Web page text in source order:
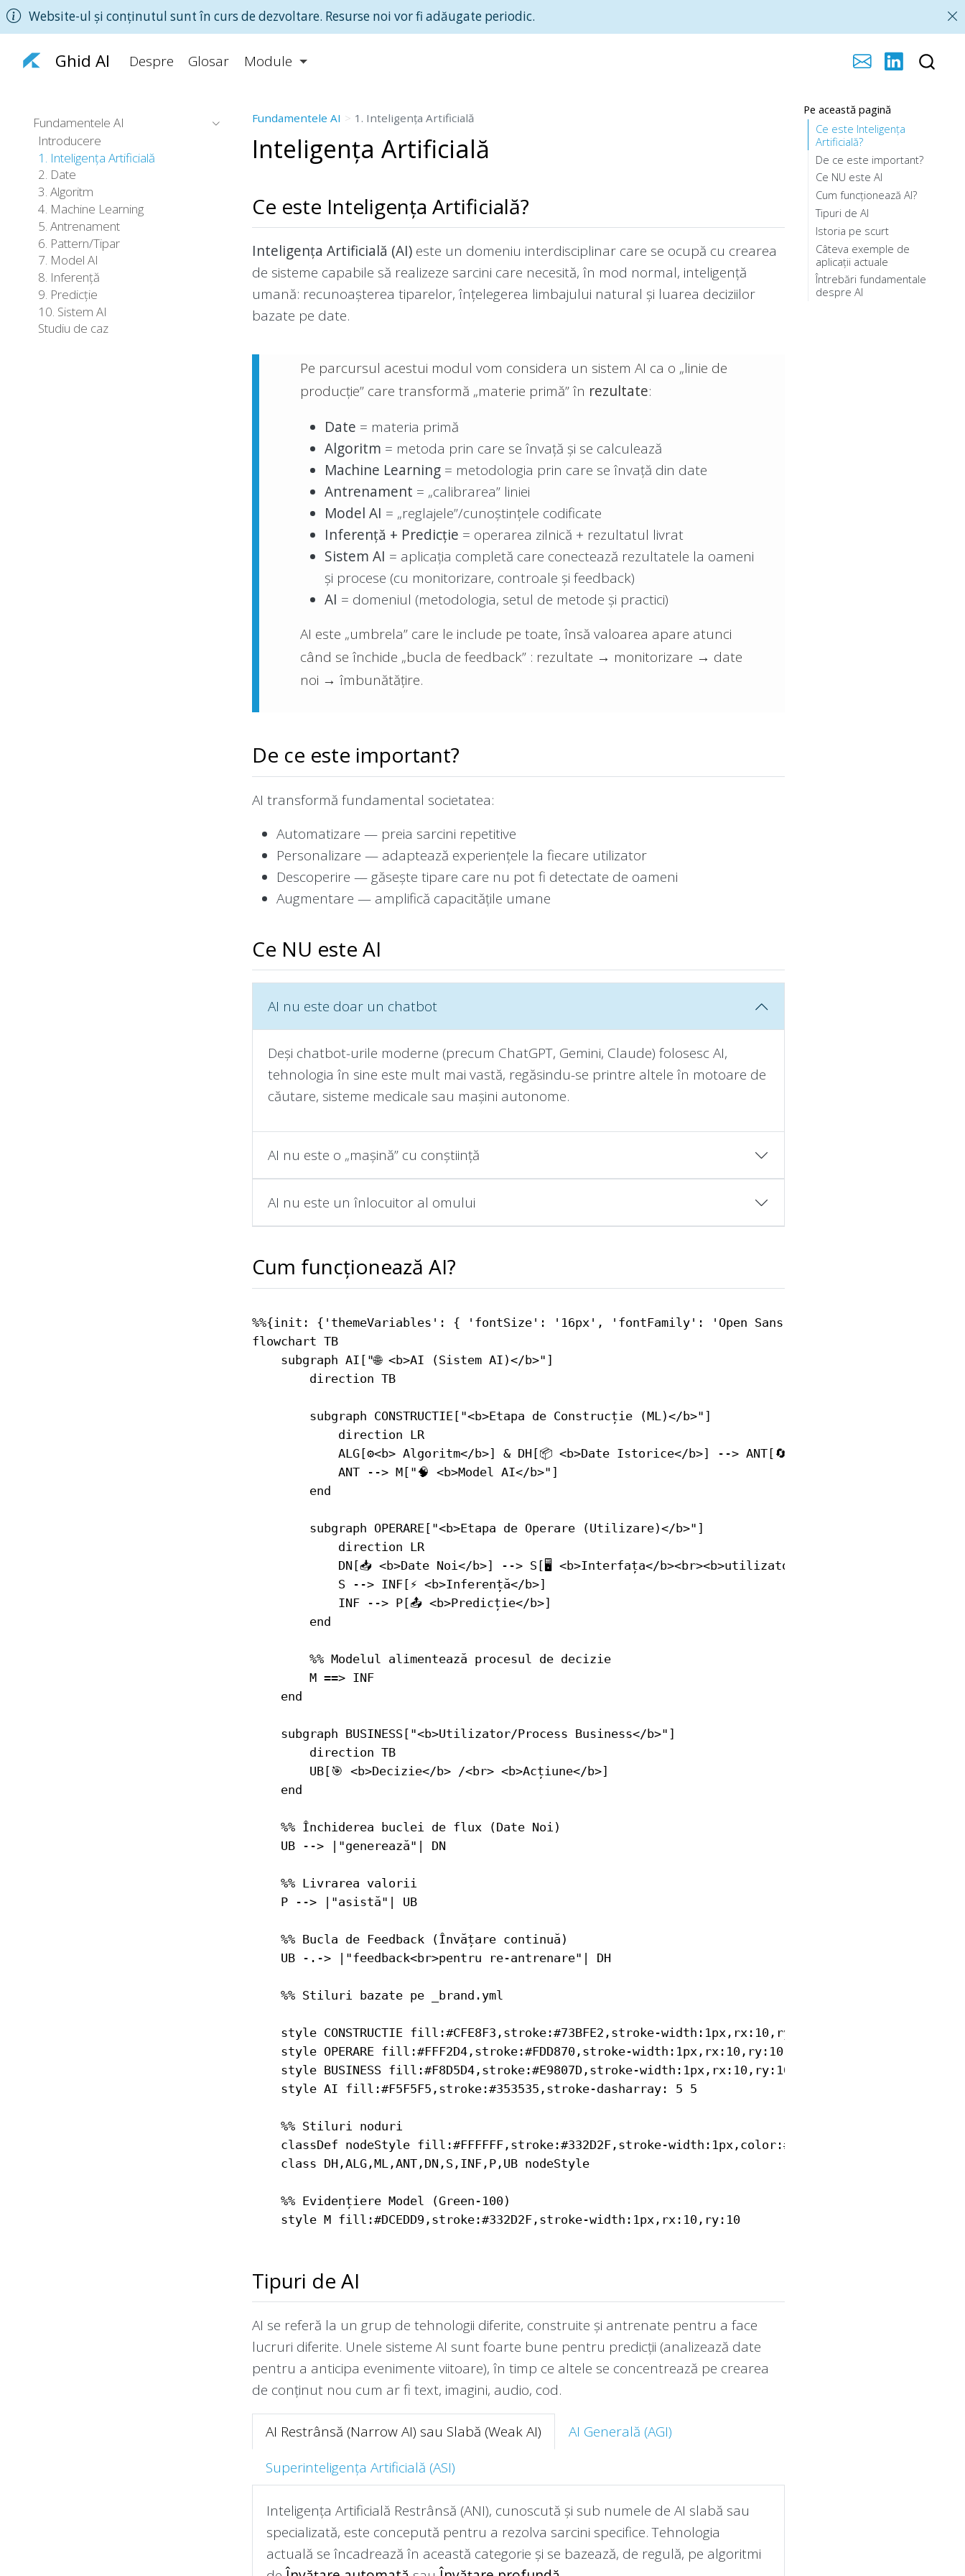
Website-ul și conținutul sunt în curs de dezvoltare. Resurse noi vor fi adăugate periodic.
Ghid AI Despre Glosar Module
Fundamentele AI
Introducere
1. Inteligența Artificială
2. Date
3. Algoritm
4. Machine Learning
5. Antrenament
6. Pattern/Tipar
7. Model AI
8. Inferență
9. Predicție
10. Sistem AI
Studiu de caz
Pe această pagină
Ce este Inteligența
Artificială?
De ce este important?
Ce NU este AI
Cum funcționează AI?
Tipuri de AI
Istoria pe scurt
Câteva exemple de
aplicații actuale
Întrebări fundamentale
despre AI
Fundamentele AI 1. Inteligența Artificială
Inteligența Artificială
Ce este Inteligența Artificială?
Inteligența Artificială (AI) este un domeniu interdisciplinar care se ocupă cu crearea
de sisteme capabile să realizeze sarcini care necesită, în mod normal, inteligență
umană: recunoașterea tiparelor, înțelegerea limbajului natural și luarea deciziilor
bazate pe date.
Pe parcursul acestui modul vom considera un sistem AI ca o „linie de
producție” care transformă „materie primă” în rezultate:
Date = materia primă
Algoritm = metoda prin care se învață și se calculează
Machine Learning = metodologia prin care se învață din date
Antrenament = „calibrarea” liniei
Model AI = „reglajele”/cunoștințele codificate
Inferență + Predicție = operarea zilnică + rezultatul livrat
Sistem AI = aplicația completă care conectează rezultatele la oameni
și procese (cu monitorizare, controale și feedback)
AI = domeniul (metodologia, setul de metode și practici)
AI este „umbrela” care le include pe toate, însă valoarea apare atunci
când se închide „bucla de feedback” : rezultate → monitorizare → date
noi → îmbunătățire.
De ce este important?
AI transformă fundamental societatea:
Automatizare — preia sarcini repetitive
Personalizare — adaptează experiențele la fiecare utilizator
Descoperire — găsește tipare care nu pot fi detectate de oameni
Augmentare — amplifică capacitățile umane
Ce NU este AI
AI nu este doar un chatbot
Deși chatbot-urile moderne (precum ChatGPT, Gemini, Claude) folosesc AI,
tehnologia în sine este mult mai vastă, regăsindu-se printre altele în motoare de
căutare, sisteme medicale sau mașini autonome.
AI nu este o „mașină” cu conștiință
AI nu este un înlocuitor al omului
Cum funcționează AI?
%%{init: {'themeVariables': { 'fontSize': '16px', 'fontFamily': 'Open Sans' }}}%%
flowchart TB
    subgraph AI["🌐 <b>AI (Sistem AI)</b>"]
        direction TB
        subgraph CONSTRUCTIE["<b>Etapa de Construcție (ML)</b>"]
            direction LR
            ALG[⚙️<b> Algoritm</b>] & DH[📦 <b>Date Istorice</b>] --> ANT[🔄 <b>Antrenament</b>]
            ANT --> M["🧠 <b>Model AI</b>"]
        end
        subgraph OPERARE["<b>Etapa de Operare (Utilizare)</b>"]
            direction LR
            DN[📥 <b>Date Noi</b>] --> S[🖥️ <b>Interfața</b><br><b>utilizator/</b><br><b>proces</b>]
            S --> INF[⚡ <b>Inferență</b>]
            INF --> P[📤 <b>Predicție</b>]
        end
        %% Modelul alimentează procesul de decizie
        M ==> INF
    end
    subgraph BUSINESS["<b>Utilizator/Process Business</b>"]
        direction TB
        UB[🎯 <b>Decizie</b> /<br> <b>Acțiune</b>]
    end
    %% Închiderea buclei de flux (Date Noi)
    UB --> |"generează"| DN
    %% Livrarea valorii
    P --> |"asistă"| UB
    %% Bucla de Feedback (Învățare continuă)
    UB -.-> |"feedback<br>pentru re-antrenare"| DH
    %% Stiluri bazate pe _brand.yml
    style CONSTRUCTIE fill:#CFE8F3,stroke:#73BFE2,stroke-width:1px,rx:10,ry:10
    style OPERARE fill:#FFF2D4,stroke:#FDD870,stroke-width:1px,rx:10,ry:10
    style BUSINESS fill:#F8D5D4,stroke:#E9807D,stroke-width:1px,rx:10,ry:10
    style AI fill:#F5F5F5,stroke:#353535,stroke-dasharray: 5 5
    %% Stiluri noduri
    classDef nodeStyle fill:#FFFFFF,stroke:#332D2F,stroke-width:1px,color:#000
    class DH,ALG,ML,ANT,DN,S,INF,P,UB nodeStyle
    %% Evidențiere Model (Green-100)
Tipuri de AI
AI se referă la un grup de tehnologii diferite, construite și antrenate pentru a face
lucruri diferite. Unele sisteme AI sunt foarte bune pentru predicții (analizează date
pentru a anticipa evenimente viitoare), în timp ce altele se concentrează pe crearea
de conținut nou cum ar fi text, imagini, audio, cod.
AI Restrânsă (Narrow AI) sau Slabă (Weak AI)
AI Generală (AGI)
Superinteligența Artificială (ASI)
Inteligența Artificială Restrânsă (ANI), cunoscută și sub numele de AI slabă sau
specializată, este concepută pentru a rezolva sarcini specifice. Tehnologia
actuală se încadrează în această categorie și se bazează, de regulă, pe algoritmi